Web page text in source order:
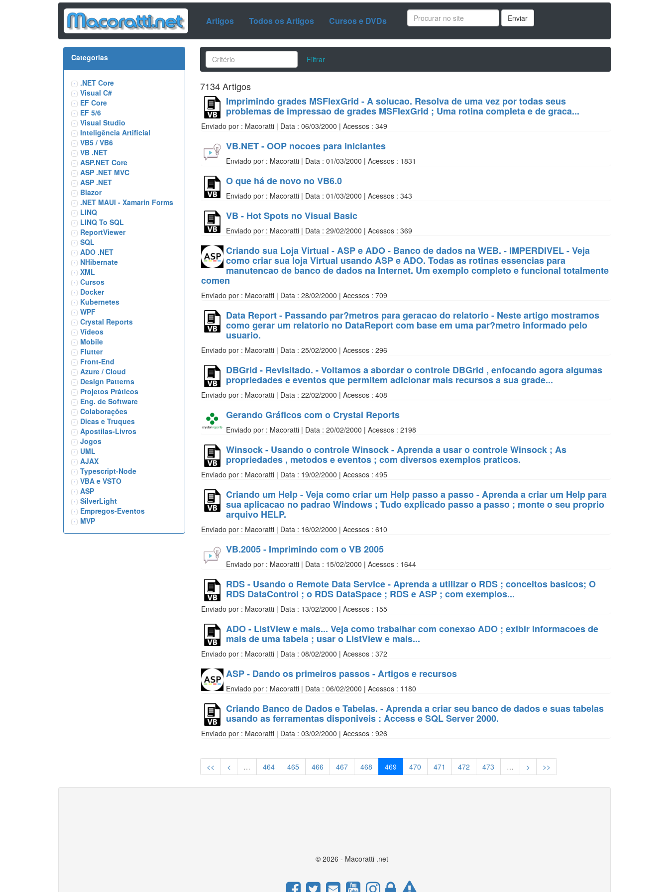
Artigos Todos os Artigos Cursos e DVDs Enviar
Categorias
.NET Core
Visual C#
EF Core
EF 5/6
Visual Studio
Inteligência Artificial
VB5 / VB6
VB .NET
ASP.NET Core
ASP .NET MVC
ASP .NET
Blazor
.NET MAUI - Xamarin Forms
LINQ
LINQ To SQL
ReportViewer
SQL
ADO .NET
NHibernate
XML
Cursos
Docker
Kubernetes
WPF
Crystal Reports
Vídeos
Mobile
Flutter
Front-End
Azure / Cloud
Design Patterns
Projetos Práticos
Eng. de Software
Colaborações
Dicas e Truques
Apostilas-Livros
Jogos
UML
AJAX
Typescript-Node
VBA e VSTO
ASP
SilverLight
Empregos-Eventos
MVP
Filtrar
7134 Artigos
Imprimindo grades MSFlexGrid - A solucao. Resolva de uma vez por todas seus
problemas de impressao de grades MSFlexGrid ; Uma rotina completa e de graca...
Enviado por : Macoratti | Data : 06/03/2000 | Acessos : 349
VB.NET - OOP nocoes para iniciantes
Enviado por : Macoratti | Data : 01/03/2000 | Acessos : 1831
O que há de novo no VB6.0
Enviado por : Macoratti | Data : 01/03/2000 | Acessos : 343
VB - Hot Spots no Visual Basic
Enviado por : Macoratti | Data : 29/02/2000 | Acessos : 369
Criando sua Loja Virtual - ASP e ADO - Banco de dados na WEB. - IMPERDIVEL - Veja
como criar sua loja Virtual usando ASP e ADO. Todas as rotinas essencias para
manutencao de banco de dados na Internet. Um exemplo completo e funcional totalmente
comen
Enviado por : Macoratti | Data : 28/02/2000 | Acessos : 709
Data Report - Passando par?metros para geracao do relatorio - Neste artigo mostramos
como gerar um relatorio no DataReport com base em uma par?metro informado pelo
usuario.
Enviado por : Macoratti | Data : 25/02/2000 | Acessos : 296
DBGrid - Revisitado. - Voltamos a abordar o controle DBGrid , enfocando agora algumas
propriedades e eventos que permitem adicionar mais recursos a sua grade...
Enviado por : Macoratti | Data : 22/02/2000 | Acessos : 408
Gerando Gráficos com o Crystal Reports
Enviado por : Macoratti | Data : 20/02/2000 | Acessos : 2198
Winsock - Usando o controle Winsock - Aprenda a usar o controle Winsock ; As
propriedades , metodos e eventos ; com diversos exemplos praticos.
Enviado por : Macoratti | Data : 19/02/2000 | Acessos : 495
Criando um Help - Veja como criar um Help passo a passo - Aprenda a criar um Help para
sua aplicacao no padrao Windows ; Tudo explicado passo a passo ; monte o seu proprio
arquivo HELP.
Enviado por : Macoratti | Data : 16/02/2000 | Acessos : 610
VB.2005 - Imprimindo com o VB 2005
Enviado por : Macoratti | Data : 15/02/2000 | Acessos : 1644
RDS - Usando o Remote Data Service - Aprenda a utilizar o RDS ; conceitos basicos; O
RDS DataControl ; o RDS DataSpace ; RDS e ASP ; com exemplos...
Enviado por : Macoratti | Data : 13/02/2000 | Acessos : 155
ADO - ListView e mais... Veja como trabalhar com conexao ADO ; exibir informacoes de
mais de uma tabela ; usar o ListView e mais...
Enviado por : Macoratti | Data : 08/02/2000 | Acessos : 372
ASP - Dando os primeiros passos - Artigos e recursos
Enviado por : Macoratti | Data : 06/02/2000 | Acessos : 1180
Criando Banco de Dados e Tabelas. - Aprenda a criar seu banco de dados e suas tabelas
usando as ferramentas disponiveis : Access e SQL Server 2000.
Enviado por : Macoratti | Data : 03/02/2000 | Acessos : 926
<< < … 464 465 466 467 468 469 470 471 472 473 … > >>
© 2026 - Macoratti .net